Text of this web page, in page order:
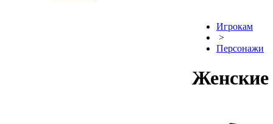
Игрокам
>
Персонажи
Женские